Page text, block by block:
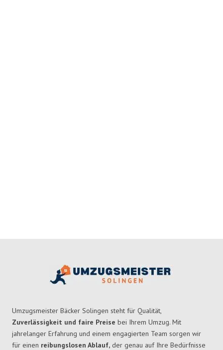
Umzugsmeister Bäcker Solingen steht für Qualität,
Zuverlässigkeit und faire Preise bei Ihrem Umzug. Mit
jahrelanger Erfahrung und einem engagierten Team sorgen wir
für einen reibungslosen Ablauf, der genau auf Ihre Bedürfnisse